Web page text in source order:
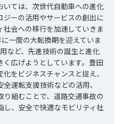
いては、次世代自動車への進化
ジーの活用やサービスの創出に
社会への移行を加速していきま
一度の大転換期を迎えていま
など、先進技術の誕生と進化
広げようとしています。豊田
をビジネスチャンスと捉え、
運転支援技術などの活用、
組むことで、道路交通事故の
、安全で快適なモビリティ社